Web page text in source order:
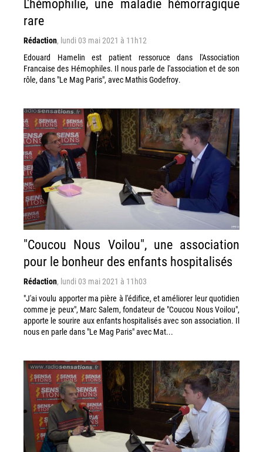
rare
Rédaction, lundi 03 mai 2021 à 11h12
Edouard Hamelin est patient ressoruce dans l'Association
Francaise des Hémophiles. Il nous parle de l'association et de son
rôle, dans "Le Mag Paris", avec Mathis Godefroy.
"Coucou Nous Voilou", une association
pour le bonheur des enfants hospitalisés
Rédaction, lundi 03 mai 2021 à 11h03
"J'ai voulu apporter ma pière à l'édifice, et améliorer leur quotidien
comme je peux", Marc Salem, fondateur de "Coucou Nous Voilou",
apporte le sourire aux enfants hospitalisés avec son association. Il
nous en parle dans "Le Mag Paris" avec Mat...